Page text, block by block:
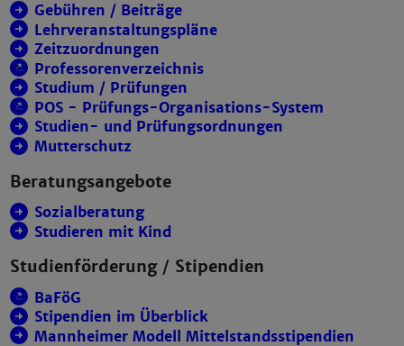
Gebühren / Beiträge
Lehrveranstaltungspläne
Zeitzuordnungen
Professorenverzeichnis
Studium / Prüfungen
POS - Prüfungs-Organisations-System
Studien- und Prüfungsordnungen
Mutterschutz
Beratungsangebote
Sozialberatung
Studieren mit Kind
Studienförderung / Stipendien
BaFöG
Stipendien im Überblick
Mannheimer Modell Mittelstandsstipendien